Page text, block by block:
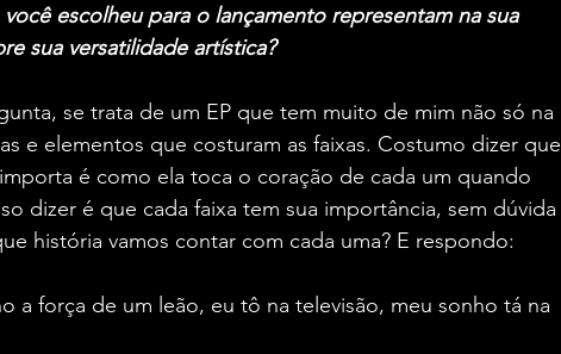
escolheu para o lançamento representam na sua
sua versatilidade artística?
se trata de um EP que tem muito de mim não só na
e elementos que costuram as faixas. Costumo dizer que
é como ela toca o coração de cada um quando
dizer é que cada faixa tem sua importância, sem dúvida
história vamos contar com cada uma? E respondo:
a força de um leão, eu tô na televisão, meu sonho tá na